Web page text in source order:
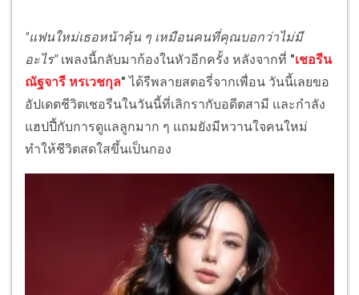
"แฟนใหม่เธอหน้าคุ้น ๆ เหมือนคนที่คุณบอกว่าไม่มี
อะไร" เพลงนี้กลับมาก้องในหัวอีกครั้ง หลังจากที่ "เชอรีน
ณัฐจารี หรเวชกุล" ได้รีพลายสตอรี่จากเพื่อน วันนี้เลยขอ
อัปเดตชีวิตเชอรีนในวันนี้ที่เลิกรากับอดีตสามี และกำลัง
แฮปปี้กับการดูแลลูกมาก ๆ แถมยังมีหวานใจคนใหม่
ทำให้ชีวิตสดใสขึ้นเป็นกอง